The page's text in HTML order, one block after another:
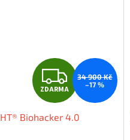
Z
D
A
ZDARMA
34 900 Kč
–17 %
Biohacker 4.0